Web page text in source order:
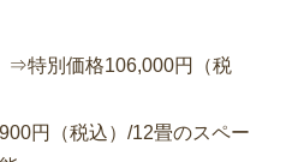
⇒特別価格106,000円（税
円（税込）/12畳のスペー